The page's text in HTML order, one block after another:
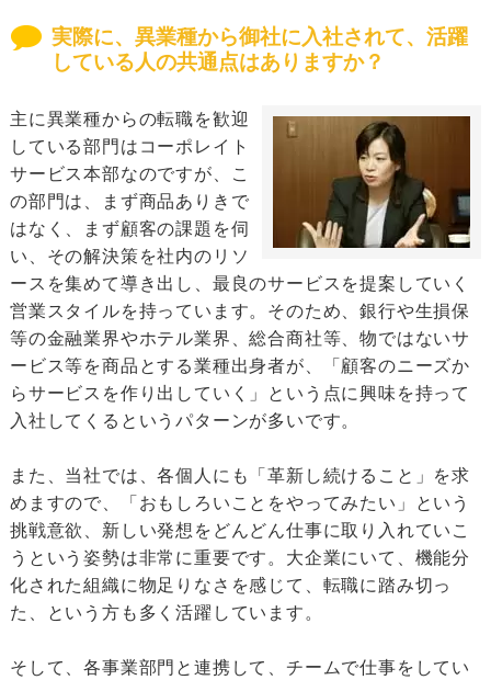
実際に、異業種から御社に入社されて、活躍
している人の共通点はありますか？
主に異業種からの転職を歓迎
している部門はコーポレイト
サービス本部なのですが、こ
の部門は、まず商品ありきで
はなく、まず顧客の課題を伺
い、その解決策を社内のリソ
ースを集めて導き出し、最良のサービスを提案していく
営業スタイルを持っています。そのため、銀行や生損保
等の金融業界やホテル業界、総合商社等、物ではないサ
ービス等を商品とする業種出身者が、「顧客のニーズか
らサービスを作り出していく」という点に興味を持って
入社してくるというパターンが多いです。
また、当社では、各個人にも「革新し続けること」を求
めますので、「おもしろいことをやってみたい」という
挑戦意欲、新しい発想をどんどん仕事に取り入れていこ
うという姿勢は非常に重要です。大企業にいて、機能分
化された組織に物足りなさを感じて、転職に踏み切っ
た、という方も多く活躍しています。
そして、各事業部門と連携して、チームで仕事をしてい